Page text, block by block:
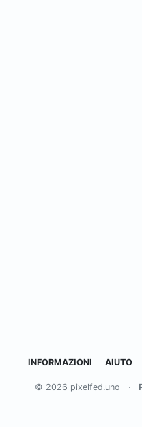
INFORMAZIONI AIUTO
© 2026 pixelfed.uno ·